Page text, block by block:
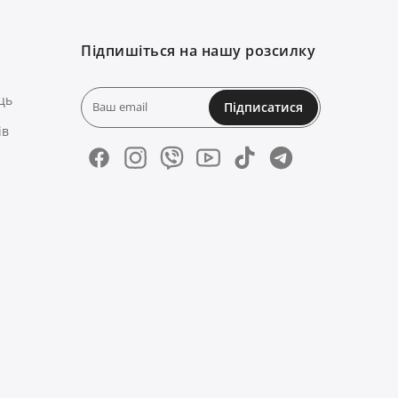
Підпишіться на нашу розсилку
Підписатися